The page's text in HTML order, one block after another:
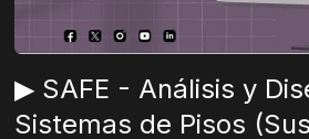
▶ SAFE - Análisis y
Sistemas de Pisos